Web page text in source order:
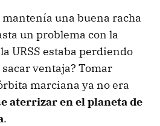
una buena racha
un problema con la
URSS estaba perdiendo
ventaja? Tomar
marciana ya no era
aterrizar en el planeta de
.